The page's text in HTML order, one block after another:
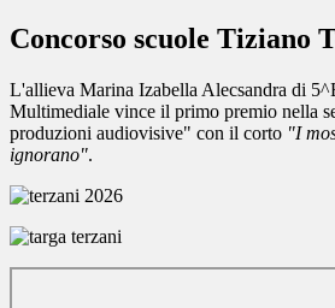
Concorso scuole Tiziano
L'allieva Marina Izabella Alecsandra di
Multimediale vince il primo premio nella
produzioni audiovisive" con il corto "I
ignorano".